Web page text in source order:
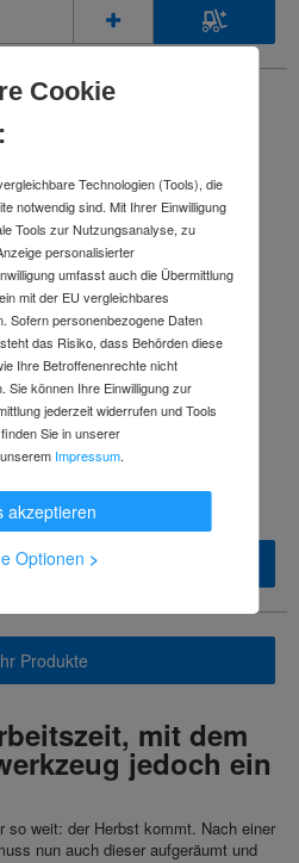
Produkte
mit dem
jedoch ein
so weit: der Herbst kommt. Nach einer
nun auch dieser aufgeräumt und
Cookie
Technologien (Tools), die
notwendig sind. Mit Ihrer Einwilligung
Tools zur Nutzungsanalyse, zu
personalisierter
umfasst auch die Übermittlung
mit der EU vergleichbares
Sofern personenbezogene Daten
das Risiko, dass Behörden diese
Ihre Betroffenenrechte nicht
können Ihre Einwilligung zur
jederzeit widerrufen und Tools
Sie in unserer
Impressum.
akzeptieren
Optionen >